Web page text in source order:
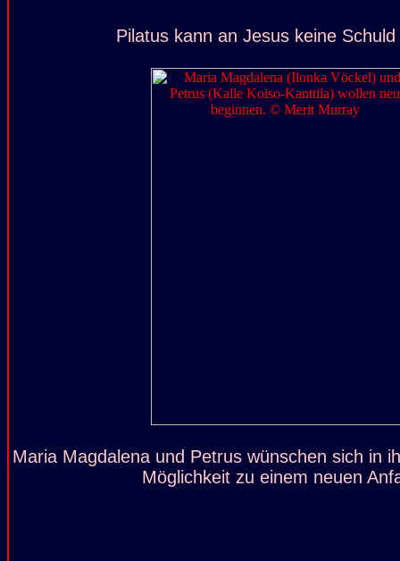
Pilatus kann an Jesus keine
Maria Magdalena und Petrus wünschen sich in
Möglichkeit zu einem neuen